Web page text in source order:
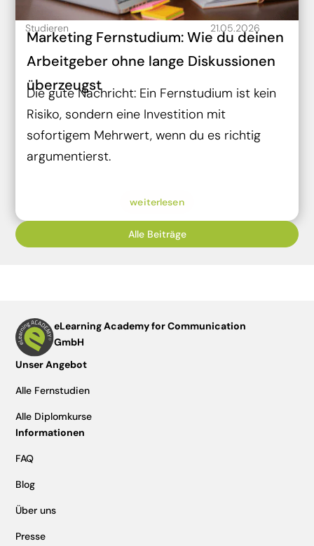
Studieren 21.05.2026
Marketing Fernstudium: Wie du deinen
Arbeitgeber ohne lange Diskussionen
überzeugst
Die gute Nachricht: Ein Fernstudium ist kein
Risiko, sondern eine Investition mit
sofortigem Mehrwert, wenn du es richtig
argumentierst.
weiterlesen
Alle Beiträge
eLearning Academy for Communication
GmbH
Unser Angebot
Alle Fernstudien
Alle Diplomkurse
Informationen
FAQ
Blog
Über uns
Presse